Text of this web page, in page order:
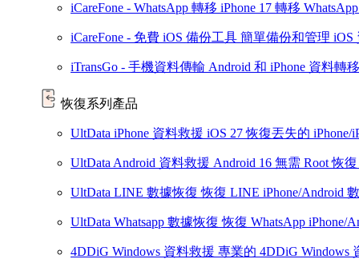
iCareFone - WhatsApp 轉移 iPhone 17 轉移
iCareFone - 免費 iOS 備份工具 簡單備份和管理 iOS
iTransGo - 手機資料傳輸 Android 和 iPhone 資料轉移
恢復系列產品
UltData iPhone 資料救援 iOS 27 恢復丟失的 iPhone/
UltData Android 資料救援 Android 16 無需 Root 恢
UltData LINE 數據恢復 恢復 LINE iPhone/Android
UltData Whatsapp 數據恢復 恢復 WhatsApp iPhone/
4DDiG Windows 資料救援 專業的 4DDiG Windows